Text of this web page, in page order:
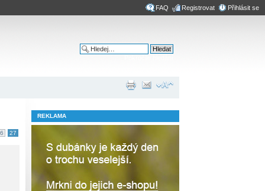
FAQ Registrovat Přihlásit se
27
REKLAMA